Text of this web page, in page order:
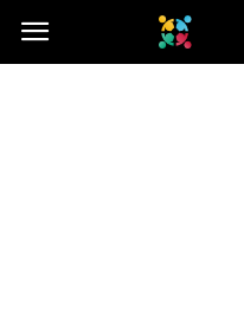
ZwiazekIdealny.pl